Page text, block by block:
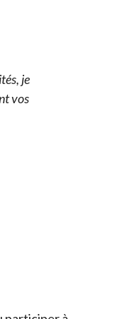
je
vos